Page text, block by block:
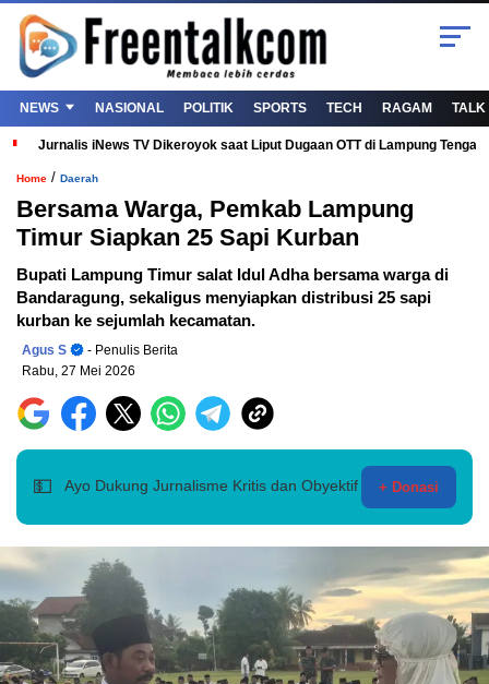
NEWS NASIONAL POLITIK SPORTS TECH RAGAM TALK
Jurnalis iNews TV Dikeroyok saat Liput Dugaan OTT di Lampung
Home / Daerah
Bersama Warga, Pemkab Lampung
Timur Siapkan 25 Sapi Kurban
Bupati Lampung Timur salat Idul Adha bersama warga di
Bandaragung, sekaligus menyiapkan distribusi 25 sapi
kurban ke sejumlah kecamatan.
Agus S
- Penulis Berita
Rabu, 27 Mei 2026
💵 Ayo Dukung Jurnalisme Kritis dan Obyektif + Donasi